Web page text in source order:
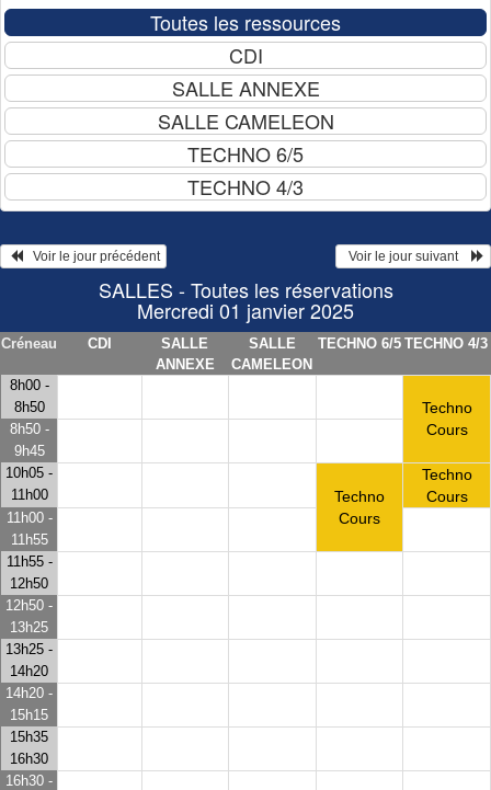
   Voir le jour précédent
  Voir le jour suivant
SALLES - Toutes les réservations
Mercredi 01 janvier 2025
Créneau CDI
SALLE
ANNEXE
SALLE
CAMELEON
TECHNO 6/5 TECHNO 4/3
8h00 -
8h50
Techno
Cours
8h50 -
9h45
10h05 -
11h00
Techno
Cours
Techno
Cours
11h00 -
11h55
11h55 -
12h50
12h50 -
13h25
13h25 -
14h20
14h20 -
15h15
15h35
16h30
16h30 -